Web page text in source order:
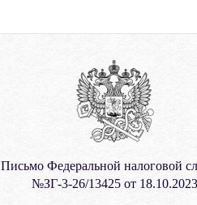
Письмо Федеральной налоговой
№ЗГ-3-26/13425 от 18.10.2023